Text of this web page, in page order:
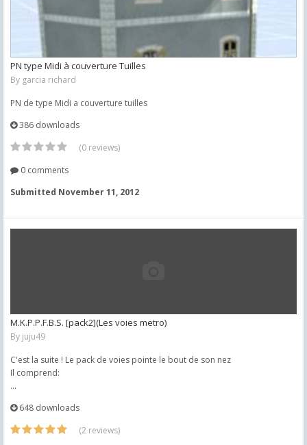
PN type Midi à couverture Tuilles
By garcia richard
PN de type Midi a couverture tuilles
386 downloads
(0 reviews)
0 comments
Submitted November 11, 2012
M.K.P.P.F.B.S. [pack2](Les voies metro)
By juju49
C'est la suite ! Le pack de voies pointe le bout de son nez
Il comprend:
...
648 downloads
(2 reviews)